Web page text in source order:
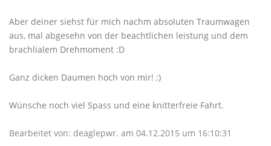
Aber deiner siehst für mich nachm absoluten Traumwagen
aus, mal abgesehn von der beachtlichen leistung und dem
brachlialem Drehmoment :D
Ganz dicken Daumen hoch von mir! ;)
Wünsche noch viel Spass und eine knitterfreie Fahrt.
Bearbeitet von: deaglepwr. am 04.12.2015 um 16:10:31